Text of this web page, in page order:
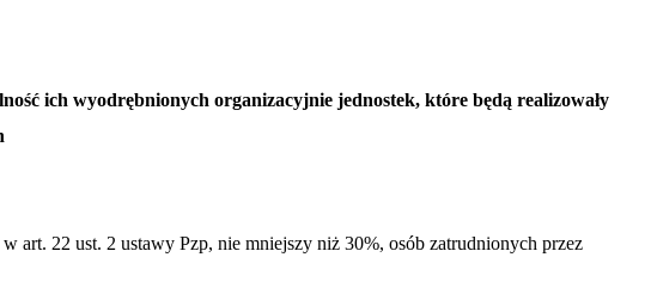
ich wyodrębnionych organizacyjnie jednostek, które będą realizowały
22 ust. 2 ustawy Pzp, nie mniejszy niż 30%, osób zatrudnionych przez